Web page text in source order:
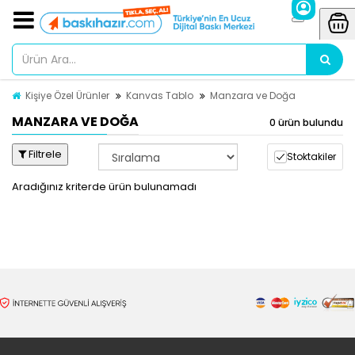
Kişiye Özel Ürünler Kanvas Tablo Manzara ve Doğa
MANZARA VE DOĞA 0 ürün bulundu
Filtrele Stoktakiler
Aradığınız kriterde ürün bulunamadı